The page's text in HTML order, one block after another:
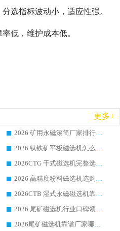
选指标波动小，适应性强。
低，维护成本低。
更多+
2026 矿用永磁滚筒厂家排行榜选购指南，行业口碑领域强者华体会手机网页版-华体会(中国)
2026 钛铁矿平板磁选机怎么选 靠谱生产企业实力排行榜选购参考攻略
2026CTG 干式磁选机完整选购指南 行业口碑顶尖靠谱生产龙头厂家实力推荐
2026 高精度粉料磁选机选购全攻略 行业优质品牌华体会手机网页版-华体会(中国) 实力深度解析
2026CTB 湿式永磁磁选机靠谱厂家实力排行榜 铁矿选矿设备采购全流程选购指南
2026 尾矿磁选机行业口碑领域强者，源头直供国内主流厂家华体会手机网页版-华体会(中国) 一站式服务
2026尾矿磁选机靠谱厂家哪家好 行业口碑领域强者华体会手机网页版-华体会(中国) 推荐